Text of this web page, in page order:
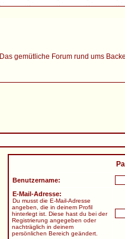
Das gemütliche Forum rund ums
Benutzername:
E-Mail-Adresse:
Du musst die E-Mail-Adresse
angeben, die in deinem Profil
hinterlegt ist. Diese hast du bei der
Registrierung angegeben oder
nachträglich in deinem
persönlichen Bereich geändert.